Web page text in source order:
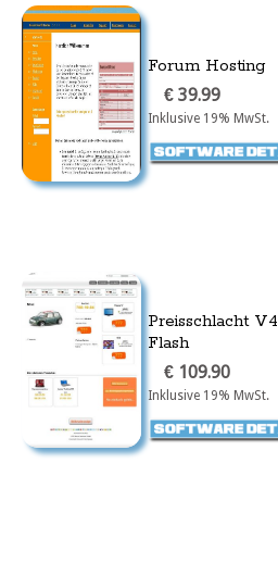
Forum Hosting
€ 39.99
Inklusive 19% MwSt.
Preisschlacht V4
Flash
€ 109.90
Inklusive 19% MwSt.